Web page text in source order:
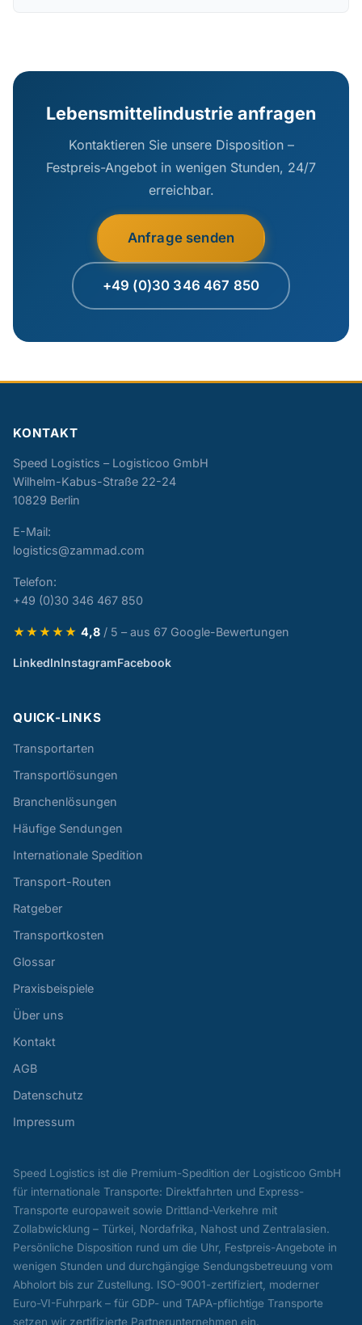
Lebensmittelindustrie anfragen
Kontaktieren Sie unsere Disposition –
Festpreis-Angebot in wenigen Stunden, 24/7
erreichbar.
Anfrage senden
+49 (0)30 346 467 850
KONTAKT
Speed Logistics – Logisticoo GmbH
Wilhelm-Kabus-Straße 22-24
10829 Berlin
E-Mail:
logistics@zammad.com
Telefon:
+49 (0)30 346 467 850
★★★★★ 4,8 / 5 – aus 67 Google-Bewertungen
LinkedInInstagramFacebook
QUICK-LINKS
Transportarten
Transportlösungen
Branchenlösungen
Häufige Sendungen
Internationale Spedition
Transport-Routen
Ratgeber
Transportkosten
Glossar
Praxisbeispiele
Über uns
Kontakt
AGB
Datenschutz
Impressum
Speed Logistics ist die Premium-Spedition der Logisticoo GmbH
für internationale Transporte: Direktfahrten und Express-
Transporte europaweit sowie Drittland-Verkehre mit
Zollabwicklung – Türkei, Nordafrika, Nahost und Zentralasien.
Persönliche Disposition rund um die Uhr, Festpreis-Angebote in
wenigen Stunden und durchgängige Sendungsbetreuung vom
Abholort bis zur Zustellung. ISO-9001-zertifiziert, moderner
Euro-VI-Fuhrpark – für GDP- und TAPA-pflichtige Transporte
setzen wir zertifizierte Partnerunternehmen ein.